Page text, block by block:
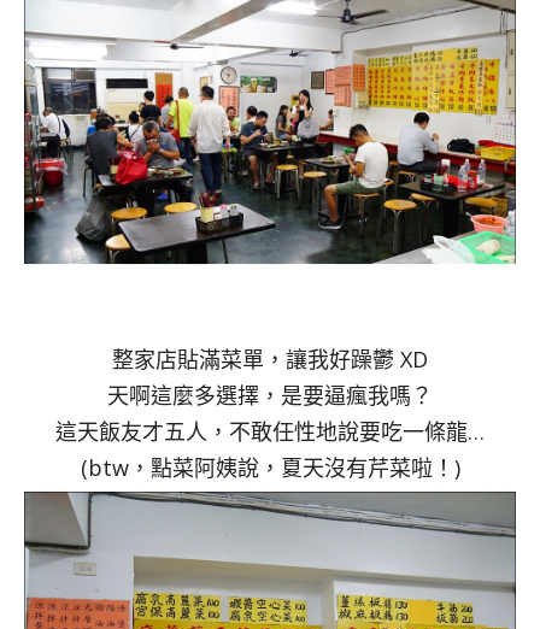
整家店貼滿菜單，讓我好躁鬱 XD
天啊這麼多選擇，是要逼瘋我嗎？
這天飯友才五人，不敢任性地說要吃一條龍…
(btw，點菜阿姨說，夏天沒有芹菜啦！)